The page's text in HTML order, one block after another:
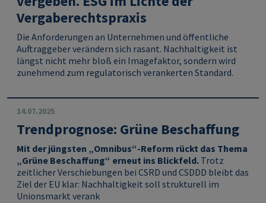
Vergaberechtspraxis
Die Anforderungen an Unternehmen und öffentliche
Auftraggeber verändern sich rasant. Nachhaltigkeit ist
längst nicht mehr bloß ein Imagefaktor, sondern wird
zunehmend zum regulatorisch verankerten Standard.
14.07.2025
Trendprognose: Grüne Beschaffung
Mit der jüngsten „Omnibus“-Reform rückt das Thema
„Grüne Beschaffung“ erneut ins Blickfeld. Trotz
zeitlicher Verschiebungen bei CSRD und CSDDD bleibt das
Ziel der EU klar: Nachhaltigkeit soll strukturell im
Unionsmarkt verank